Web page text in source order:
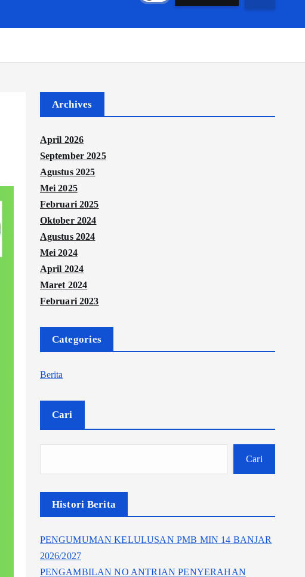
Archives
April 2026
September 2025
Agustus 2025
Mei 2025
Februari 2025
Oktober 2024
Agustus 2024
Mei 2024
April 2024
Maret 2024
Februari 2023
Categories
Berita
Cari
Cari
Histori Berita
PENGUMUMAN KELULUSAN PMB MIN 14 BANJAR
2026/2027
PENGAMBILAN NO ANTRIAN PENYERAHAN